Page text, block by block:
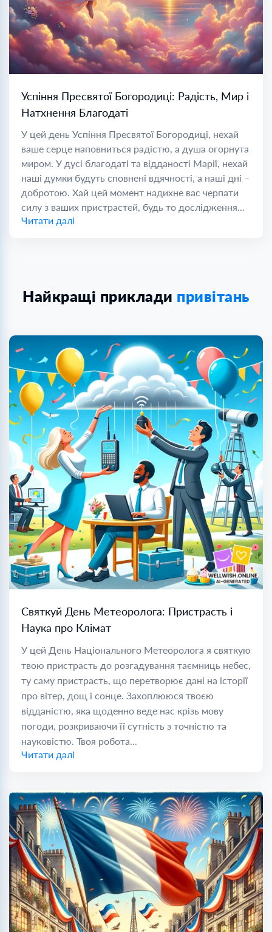
Успіння Пресвятої Богородиці: Радість, Мир і
Натхнення Благодаті
У цей день Успіння Пресвятої Богородиці, нехай
ваше серце наповниться радістю, а душа огорнута
миром. У дусі благодаті та відданості Марії, нехай
наші думки будуть сповнені вдячності, а наші дні –
добротою. Хай цей момент надихне вас черпати
силу з ваших пристрастей, будь то дослідження...
Читати далі
Найкращі приклади привітань
Святкуй День Метеоролога: Пристрасть і
Наука про Клімат
У цей День Національного Метеоролога я святкую
твою пристрасть до розгадування таємниць небес,
ту саму пристрасть, що перетворює дані на історії
про вітер, дощ і сонце. Захоплююся твоєю
відданістю, яка щоденно веде нас крізь мову
погоди, розкриваючи її сутність з точністю та
науковістю. Твоя робота...
Читати далі